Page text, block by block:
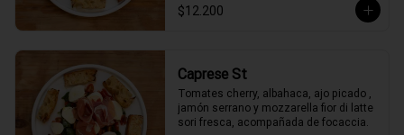
$12.200
Caprese St
Tomates cherry, albahaca, ajo picado ,
jamón serrano y mozzarella fior di latte
sori fresca, acompañada de focaccia.